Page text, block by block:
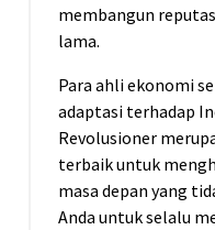
membangun
lama.
Para ahli ekonomi
adaptasi terhadap
Revolusioner
terbaik untuk
masa depan yang
Anda untuk selalu